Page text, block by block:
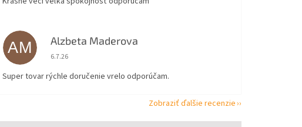
AM Alzbeta Maderova
Hodnotenie obchodu je 5 z 5 hviezdičiek.
6.7.26
Super tovar rýchle doručenie vrelo odporúčam.
Zobraziť ďalšie recenzie